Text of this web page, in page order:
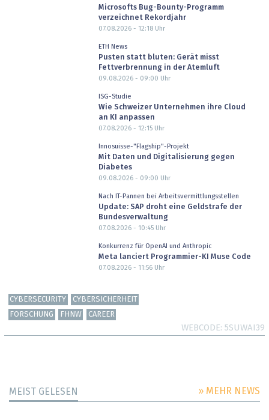
Microsofts Bug-Bounty-Programm
verzeichnet Rekordjahr
07.08.2026 - 12:18Uhr
ETH News
Pusten statt bluten: Gerät misst
Fettverbrennung in der Atemluft
09.08.2026 - 09:00 Uhr
ISG-Studie
Wie Schweizer Unternehmen ihre Cloud
an KI anpassen
07.08.2026 - 12:15Uhr
Innosuisse-"Flagship"-Projekt
Mit Daten und Digitalisierung gegen
Diabetes
09.08.2026 - 09:00 Uhr
Nach IT-Pannen bei Arbeitsvermittlungsstellen
Update: SAP droht eine Geldstrafe der
Bundesverwaltung
07.08.2026 - 10:45Uhr
Konkurrenz für OpenAI und Anthropic
Meta lanciert Programmier-KI Muse Code
07.08.2026 - 11:56Uhr
CYBERSECURITY
CYBERSICHERHEIT
FORSCHUNG
FHNW CAREER
WEBCODE 5SUWAI39
MEIST GELESEN » MEHR NEWS